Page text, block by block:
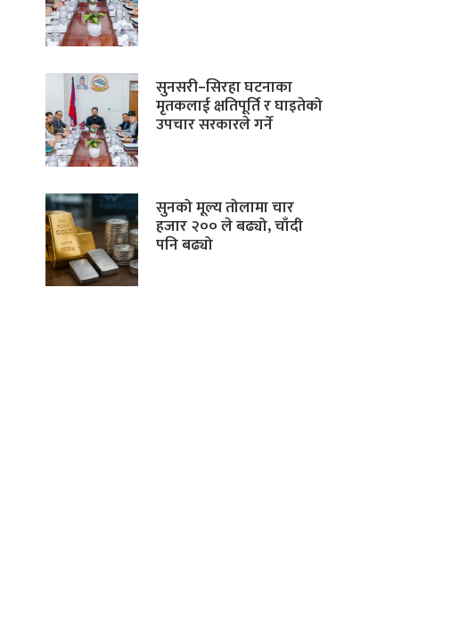
सुनसरी–सिरहा घटनाका
मृतकलाई क्षतिपूर्ति र घाइतेको
उपचार सरकारले गर्ने
सुनको मूल्य तोलामा चार
हजार २०० ले बढ्यो, चाँदी
पनि बढ्यो